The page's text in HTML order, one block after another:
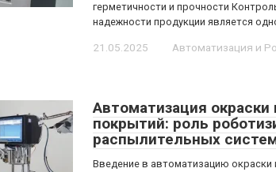
герметичности и прочности
надежности продукции является
21.05.2025 Автоматизация и
Автоматизация окраски
покрытий: роль
распылительных
Введение в автоматизацию окраски